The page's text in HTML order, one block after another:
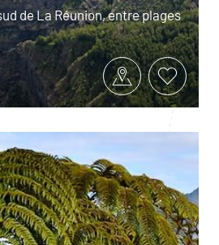
de La Réunion, entre plages